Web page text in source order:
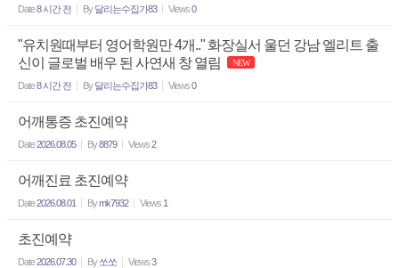
Date8 시간 전 By 달리는수집가83 Views0
"유치원때부터 영어학원만 4개.." 화장실서 울던 강남 엘리트 출
신이 글로벌 배우 된 사연새 창 열림
NEW
Date8 시간 전 By 달리는수집가83 Views0
어깨통증 초진예약
Date2026.08.05 By8879 Views2
어깨진료 초진예약
Date2026.08.01 Bymk7932 Views 1
초진예약
Date2026.07.30 By 쏘쏘 Views3